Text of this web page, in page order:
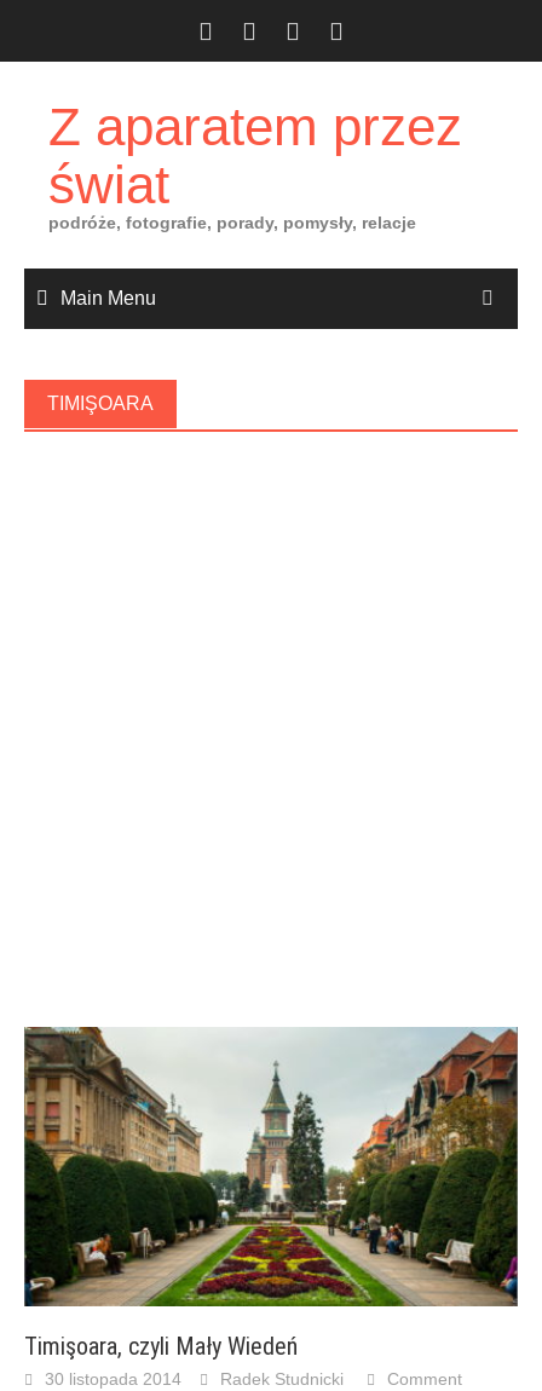
Z aparatem przez
świat
podróże, fotografie, porady, pomysły, relacje
Main Menu
TIMIŞOARA
Timişoara, czyli Mały Wiedeń
30 listopada 2014 Radek Studnicki Comment